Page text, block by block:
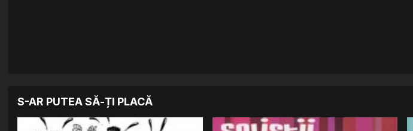
S-AR PUTEA SĂ-ȚI PLACĂ